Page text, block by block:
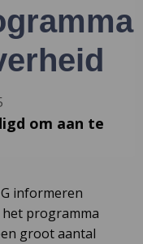
om aan te
informeren
programma
groot aantal